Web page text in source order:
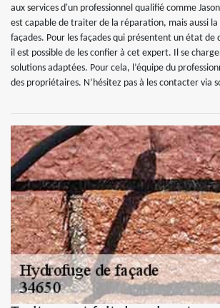
aux services d'un professionnel qualifié comme
est capable de traiter de la réparation, mais aussi
façades. Pour les façades qui présentent un état
il est possible de les confier à cet expert. Il se
solutions adaptées. Pour cela, l’équipe du
des propriétaires. N’hésitez pas à les contacter via